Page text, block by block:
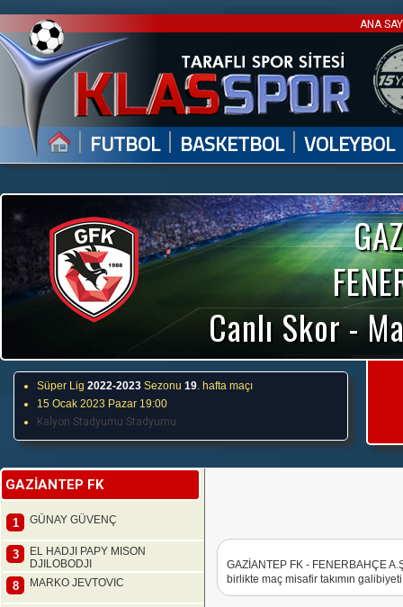
ANA
| FUTBOL | BASKETBOL | VOLEYBOL
Canlı Skor -
Süper Lig 2022-2023 Sezonu 19. hafta maçı
15 Ocak 2023 Pazar 19:00
Kalyon Stadyumu Stadyumu
GAZİANTEP FK
1 GÜNAY GÜVENÇ
3
EL HADJI PAPY MISON
DJILOBODJI
8 MARKO JEVTOVIC
GAZİANTEP FK - FENERBAHÇE
birlikte maç misafir takımın